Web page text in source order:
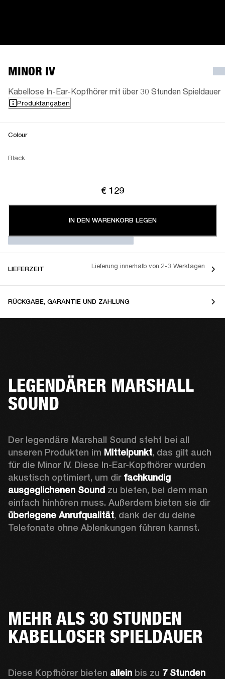
MINOR IV
Kabellose In-Ear-Kopfhörer mit über 30 Stunden Spieldauer
Produktangaben
Colour
Black
€ 129
IN DEN WARENKORB LEGEN
LIEFERZEIT Lieferung innerhalb von 2-3 Werktagen
RÜCKGABE, GARANTIE UND ZAHLUNG
LEGENDÄRER MARSHALL
SOUND
Der legendäre Marshall Sound steht bei all
unseren Produkten im Mittelpunkt, das gilt auch
für die Minor IV. Diese In-Ear-Kopfhörer wurden
akustisch optimiert, um dir fachkundig
ausgeglichenen Sound zu bieten, bei dem man
einfach hinhören muss. Außerdem bieten sie dir
überlegene Anrufqualität, dank der du deine
Telefonate ohne Ablenkungen führen kannst.
MEHR ALS 30 STUNDEN
KABELLOSER SPIELDAUER
Diese Kopfhörer bieten allein bis zu 7 Stunden